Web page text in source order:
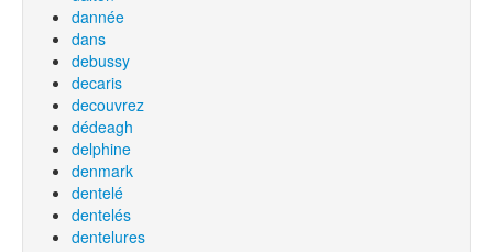
dannée
dans
debussy
decaris
decouvrez
dédeagh
delphine
denmark
dentelé
dentelés
dentelures